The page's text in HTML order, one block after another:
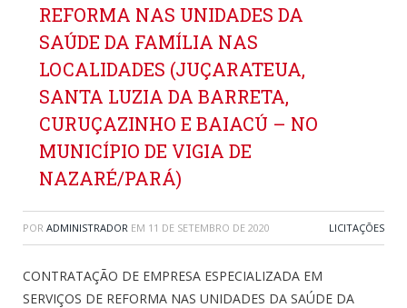
REFORMA NAS UNIDADES DA
SAÚDE DA FAMÍLIA NAS
LOCALIDADES (JUÇARATEUA,
SANTA LUZIA DA BARRETA,
CURUÇAZINHO E BAIACÚ – NO
MUNICÍPIO DE VIGIA DE
NAZARÉ/PARÁ)
POR ADMINISTRADOR EM 11 DE SETEMBRO DE 2020 LICITAÇÕES
CONTRATAÇÃO DE EMPRESA ESPECIALIZADA EM
SERVIÇOS DE REFORMA NAS UNIDADES DA SAÚDE DA